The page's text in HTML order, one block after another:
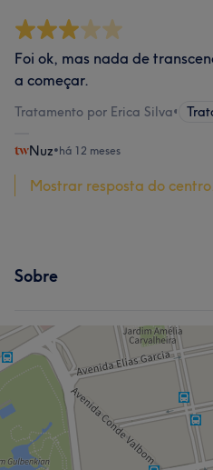
Foi ok, mas nada de
a começar.
Tratamento por Erica Silva•
Nuz•há 12 meses
Mostrar resposta do
Sobre